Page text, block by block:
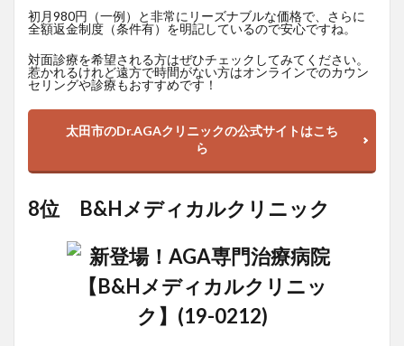
初月980円（一例）と非常にリーズナブルな価格で、さらに
全額返金制度（条件有）を明記しているので安心ですね。
対面診療を希望される方はぜひチェックしてみてください。
惹かれるけれど遠方で時間がない方はオンラインでのカウン
セリングや診療もおすすめです！
太田市のDr.AGAクリニックの公式サイトはこち
ら
8位 B&Hメディカルクリニック